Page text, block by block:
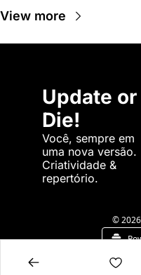
View more
Update or
Die!
Você, sempre em
uma nova versão.
Criatividade &
repertório.
©